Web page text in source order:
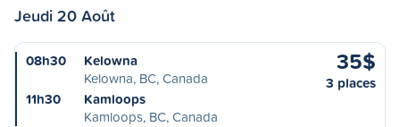
Jeudi 20 Août
08h30
Kelowna
Kelowna, BC, Canada
11h30
Kamloops
Kamloops, BC, Canada
35$
3 places